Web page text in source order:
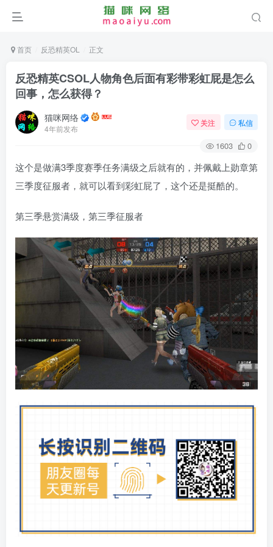
首页 反恐精英OL 正文
反恐精英CSOL人物角色后面有彩带彩虹屁是怎么
回事，怎么获得？
猫咪网络
4年前发布
关注 私信
1603 0
这个是做满3季度赛季任务满级之后就有的，并佩戴上勋章第
三季度征服者，就可以看到彩虹屁了，这个还是挺酷的。
第三季悬赏满级，第三季征服者